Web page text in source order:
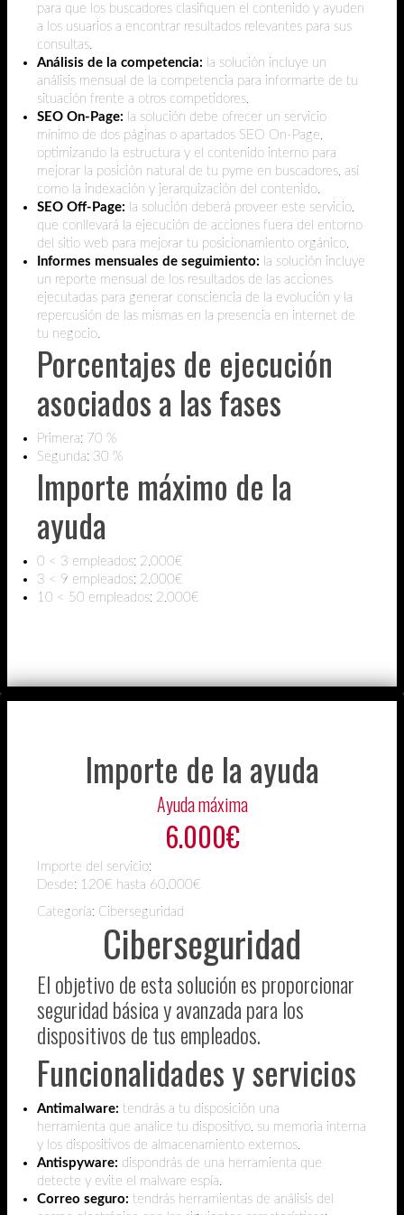
para que los buscadores clasifiquen el contenido y ayuden
a los usuarios a encontrar resultados relevantes para sus
consultas.
Análisis de la competencia: la solución incluye un
análisis mensual de la competencia para informarte de tu
situación frente a otros competidores.
SEO On-Page: la solución debe ofrecer un servicio
mínimo de dos páginas o apartados SEO On-Page,
optimizando la estructura y el contenido interno para
mejorar la posición natural de tu pyme en buscadores, así
como la indexación y jerarquización del contenido.
SEO Off-Page: la solución deberá proveer este servicio,
que conllevará la ejecución de acciones fuera del entorno
del sitio web para mejorar tu posicionamiento orgánico.
Informes mensuales de seguimiento: la solución incluye
un reporte mensual de los resultados de las acciones
ejecutadas para generar consciencia de la evolución y la
repercusión de las mismas en la presencia en internet de
tu negocio.
Porcentajes de ejecución
asociados a las fases
Primera: 70 %
Segunda: 30 %
Importe máximo de la
ayuda
0 < 3 empleados: 2.000€
3 < 9 empleados: 2.000€
10 < 50 empleados: 2.000€
Importe de la ayuda
Ayuda máxima
6.000€
Importe del servicio:
Desde: 120€ hasta 60.000€
Categoría: Ciberseguridad
Ciberseguridad
El objetivo de esta solución es proporcionar
seguridad básica y avanzada para los
dispositivos de tus empleados.
Funcionalidades y servicios
Antimalware: tendrás a tu disposición una
herramienta que analice tu dispositivo, su memoria interna
y los dispositivos de almacenamiento externos.
Antispyware: dispondrás de una herramienta que
detecte y evite el malware espía.
Correo seguro: tendrás herramientas de análisis del